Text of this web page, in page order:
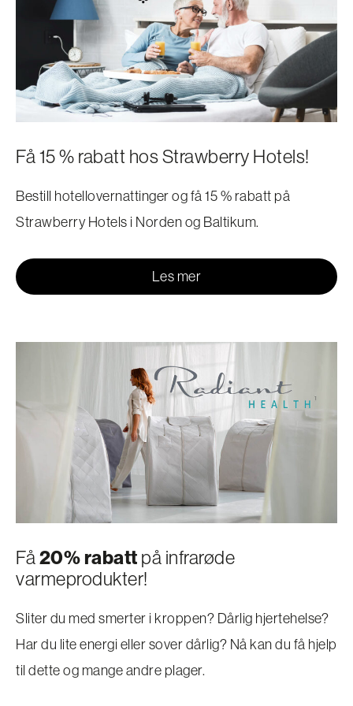
Få 15 % rabatt hos Strawberry Hotels!
Bestill hotellovernattinger og få 15 % rabatt på
Strawberry Hotels i Norden og Baltikum.
Les mer
Få20% rabatt på infrarøde
varmeprodukter!
Sliter du med smerter i kroppen? Dårlig hjertehelse?
Har du lite energi eller sover dårlig? Nå kan du få hjelp
til dette og mange andre plager.